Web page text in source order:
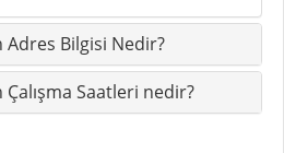
Adres Bilgisi Nedir?
Saatleri nedir?